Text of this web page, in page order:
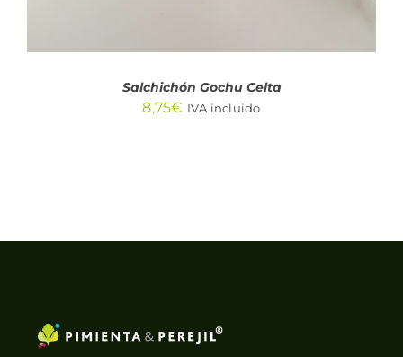
Salchichón Gochu Celta
8,75€ IVA incluido